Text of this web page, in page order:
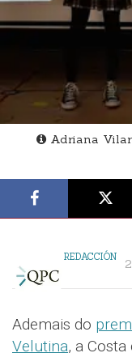
Adriana
REDACCIÓN
Ademais do
Velutina, a